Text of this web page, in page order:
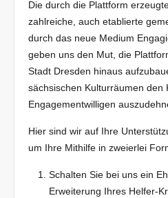
Die durch die Plattform
zahlreiche, auch etablierte
durch das neue Medium
geben uns den Mut, die
Stadt Dresden hinaus
sächsischen Kulturräumen den
Engagementwilligen
Hier sind wir auf Ihre
um Ihre Mithilfe in zweierlei
Schalten Sie bei uns ein
Erweiterung Ihres Helfer-